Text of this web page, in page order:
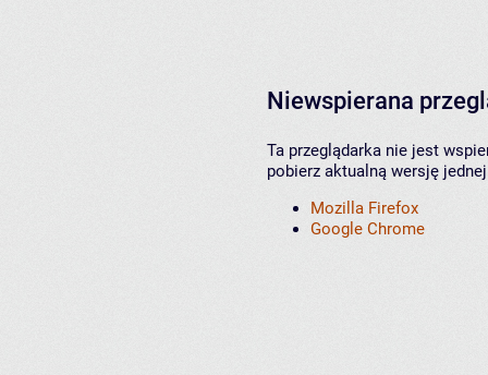
Niewspierana
Ta przeglądarka nie jest
pobierz aktualną wersję
Mozilla Firefox
Google Chrome